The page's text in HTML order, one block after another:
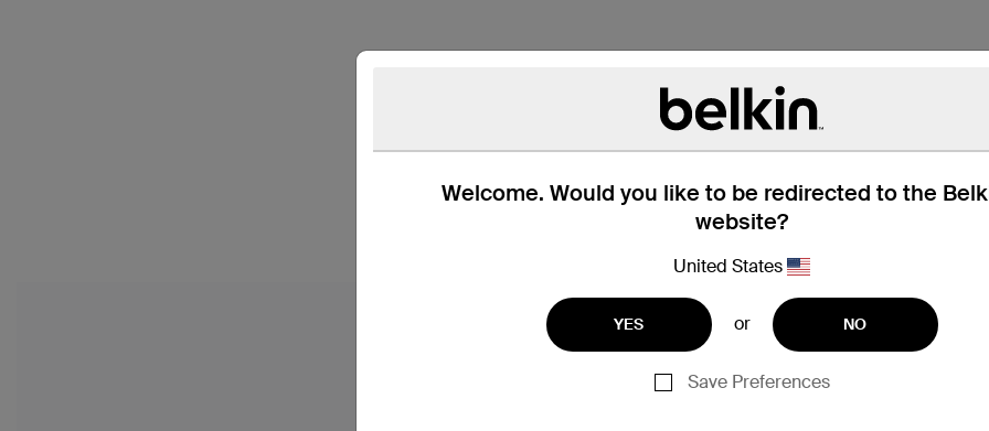
Welcome. Would you like to be redirected to the
website?
United States
YES or NO
Save Preferences
지원